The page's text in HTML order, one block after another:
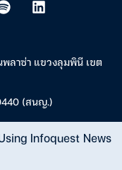
ลาซ่า แขวงลุมพินี เขต
(สนญ.)
Infoquest News